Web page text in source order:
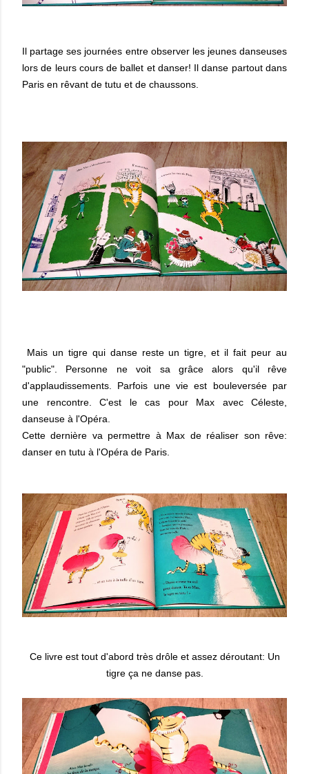
Il partage ses journées entre observer les jeunes danseuses
lors de leurs cours de ballet et danser! Il danse partout dans
Paris en rêvant de tutu et de chaussons.
Mais un tigre qui danse reste un tigre, et il fait peur au
"public". Personne ne voit sa grâce alors qu'il rêve
d'applaudissements. Parfois une vie est bouleversée par
une rencontre. C'est le cas pour Max avec Céleste,
danseuse à l'Opéra.
Cette dernière va permettre à Max de réaliser son rêve:
danser en tutu à l'Opéra de Paris.
Ce livre est tout d'abord très drôle et assez déroutant: Un
tigre ça ne danse pas.